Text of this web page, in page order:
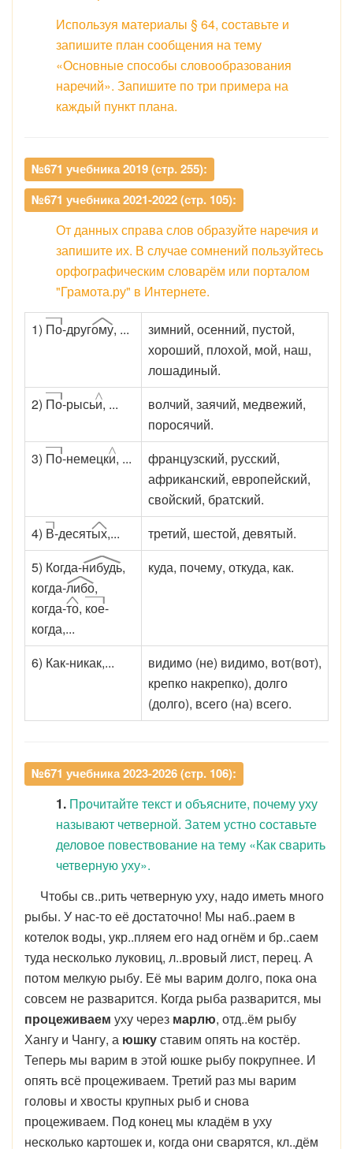
Используя материалы § 64, составьте и
запишите план сообщения на тему
«Основные способы словообразования
наречий». Запишите по три примера на
каждый пункт плана.
№671 учебника 2019 (стр. 255):
№671 учебника 2021-2022 (стр. 105):
От данных справа слов образуйте наречия и
запишите их. В случае сомнений пользуйтесь
орфографическим словарём или порталом
"Грамота.ру" в Интернете.
1) По-другому, ...
зимний, осенний, пустой,
хороший, плохой, мой, наш,
лошадиный.
2) По-рысьи, ...
волчий, заячий, медвежий,
поросячий.
3) По-немецки, ...
французский, русский,
африканский, европейский,
свойский, братский.
4) В-десятых,...
третий, шестой, девятый.
5) Когда-нибудь,
когда-либо,
когда-то, кое-
когда,...
куда, почему, откуда, как.
6) Как-никак,...
видимо (не) видимо, вот(вот),
крепко накрепко), долго
(долго), всего (на) всего.
№671 учебника 2023-2026 (стр. 106):
1. Прочитайте текст и объясните, почему уху
называют четверной. Затем устно составьте
деловое повествование на тему «Как сварить
четверную уху».
Чтобы св..рить четверную уху, надо иметь много
рыбы. У нас-то её достаточно! Мы наб..раем в
котелок воды, укр..пляем его над огнём и бр..саем
туда несколько луковиц, л..вровый лист, перец. А
потом мелкую рыбу. Её мы варим долго, пока она
совсем не разварится. Когда рыба разварится, мы
процеживаем уху через марлю, отд..ём рыбу
Хангу и Чангу, а юшкуставим опять на костёр.
Теперь мы варим в этой юшке рыбу покрупнее. И
опять всё процеживаем. Третий раз мы варим
головы и хвосты крупных рыб и снова
процеживаем. Под конец мы кладём в уху
несколько картошек и, когда они сварятся, кл..дём